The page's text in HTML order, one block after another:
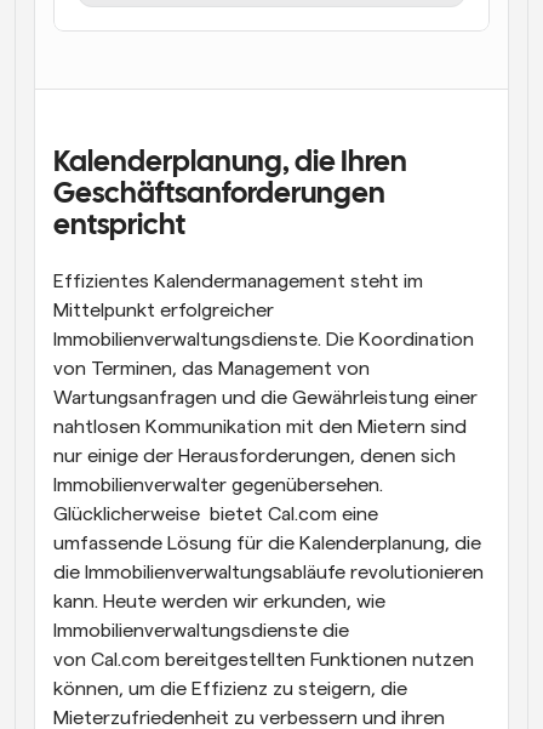
Supercharged Planung mit KI-gestützten Anrufen
Nachrichten und Updates.
Sofortige Besprechungen
Treffen Sie sich in wenigen Minuten mit Kunden
Dynamische Gruppenlinks
Nahtlos Meetings mit mehreren Personen buchen
Webhooks
Erhalten Sie eine Benachrichtigung, wenn etwas
passiert
Kalenderplanung, die Ihren
Geschäftsanforderungen
entspricht
Effizientes Kalendermanagement steht im
Mittelpunkt erfolgreicher
Immobilienverwaltungsdienste. Die Koordination
von Terminen, das Management von
Wartungsanfragen und die Gewährleistung einer
nahtlosen Kommunikation mit den Mietern sind
nur einige der Herausforderungen, denen sich
Immobilienverwalter gegenübersehen.
Glücklicherweise  bietet Cal.com eine
umfassende Lösung für die Kalenderplanung, die
die Immobilienverwaltungsabläufe revolutionieren
kann. Heute werden wir erkunden, wie
Immobilienverwaltungsdienste die
von Cal.com bereitgestellten Funktionen nutzen
können, um die Effizienz zu steigern, die
Mieterzufriedenheit zu verbessern und ihren